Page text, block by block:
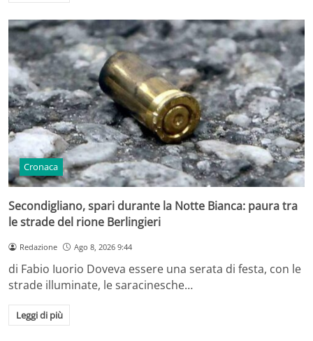
Cronaca
Secondigliano, spari durante la Notte Bianca: paura tra
le strade del rione Berlingieri
Redazione Ago 8, 2026 9:44
di Fabio Iuorio Doveva essere una serata di festa, con le
strade illuminate, le saracinesche…
Leggi di più